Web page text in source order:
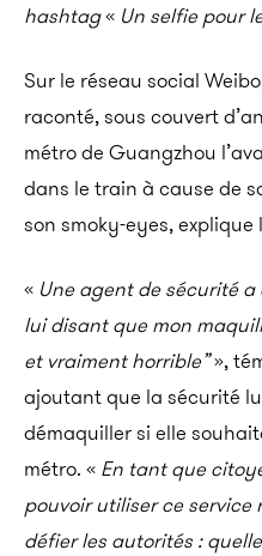
hashtag« Un selfie pour
Sur le réseau social
raconté, sous couvert
métro de Guangzhou
dans le train à cause de
son smoky-eyes, explique
« Une agent de sécurité
lui disant que mon
et vraiment horrible”»,
ajoutant que la sécurité
démaquiller si elle
métro. « En tant que
pouvoir utiliser ce
défier les autorités :